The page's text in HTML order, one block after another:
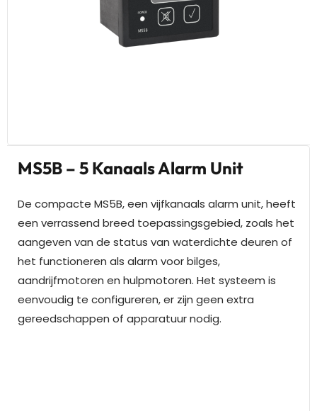
MS5B – 5 Kanaals Alarm Unit
De compacte MS5B, een vijfkanaals alarm unit, heeft
een verrassend breed toepassingsgebied, zoals het
aangeven van de status van waterdichte deuren of
het functioneren als alarm voor bilges,
aandrijfmotoren en hulpmotoren. Het systeem is
eenvoudig te configureren, er zijn geen extra
gereedschappen of apparatuur nodig.